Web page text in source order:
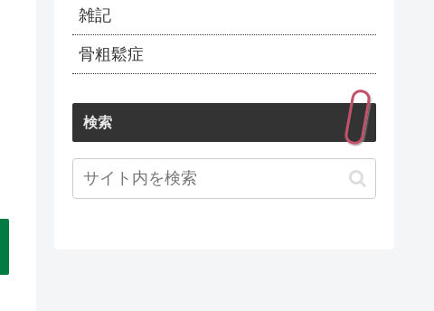
雑記
骨粗鬆症
検索